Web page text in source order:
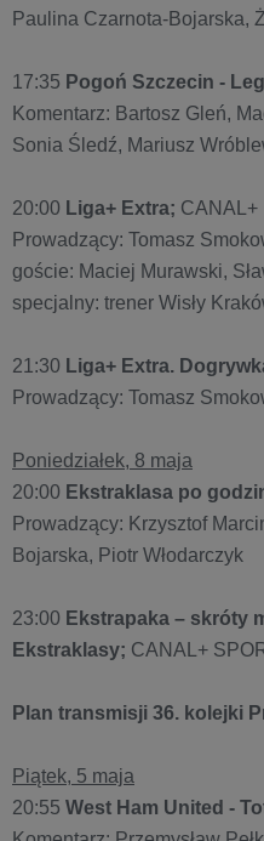
Paulina Czarnota-Bojarska,
17:35 Pogoń Szczecin -
Komentarz: Bartosz Gleń,
Sonia Śledź, Mariusz
20:00 Liga+ Extra; CANAL+
Prowadzący: Tomasz
goście: Maciej Murawski,
specjalny: trener Wisły
21:30 Liga+ Extra.
Prowadzący: Tomasz
Poniedziałek, 8 maja
20:00 Ekstraklasa po
Prowadzący: Krzysztof
Bojarska, Piotr Włodarczyk
23:00 Ekstrapaka – skróty
Ekstraklasy; CANAL+
Plan transmisji 36. kolejki
Piątek, 5 maja
20:55 West Ham United -